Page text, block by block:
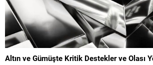
Altın ve Gümüşte Kritik Destekler ve Olası